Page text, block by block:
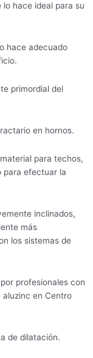
hace ideal para su
hace adecuado
primordial del
en hornos.
para techos,
para efectuar la
inclinados,
más
los sistemas de
profesionales con
en Centro
de dilatación.